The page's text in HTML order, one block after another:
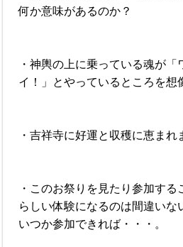
何か意味があるのか？
・神輿の上に乗っている魂が
イ！」とやっているところを想
・吉祥寺に好運と収穫に恵まれ
・このお祭りを見たり参加す
らしい体験になるのは間違いな
いつか参加できれば・・・。